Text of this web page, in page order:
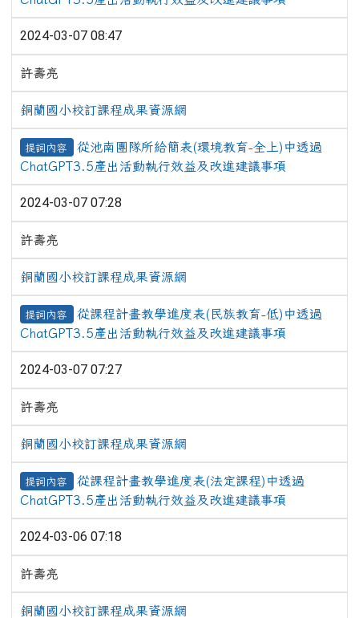
2024-03-07 08:47
許壽亮
銅蘭國小校訂課程成果資源網
提詞內容
從池南團隊所給簡表(環境教育-全上)中透過
ChatGPT3.5產出活動執行效益及改進建議事項
2024-03-07 07:28
許壽亮
銅蘭國小校訂課程成果資源網
提詞內容
從課程計畫教學進度表(民族教育-低)中透過
ChatGPT3.5產出活動執行效益及改進建議事項
2024-03-07 07:27
許壽亮
銅蘭國小校訂課程成果資源網
提詞內容
從課程計畫教學進度表(法定課程)中透過
ChatGPT3.5產出活動執行效益及改進建議事項
2024-03-06 07:18
許壽亮
銅蘭國小校訂課程成果資源網